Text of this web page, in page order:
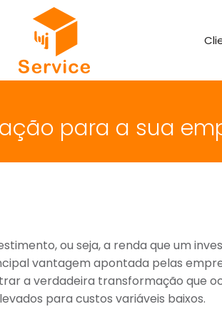
para a sua
ou seja, a renda que um
vantagem apontada pelas
a verdadeira transformação que
para custos variáveis baixos.